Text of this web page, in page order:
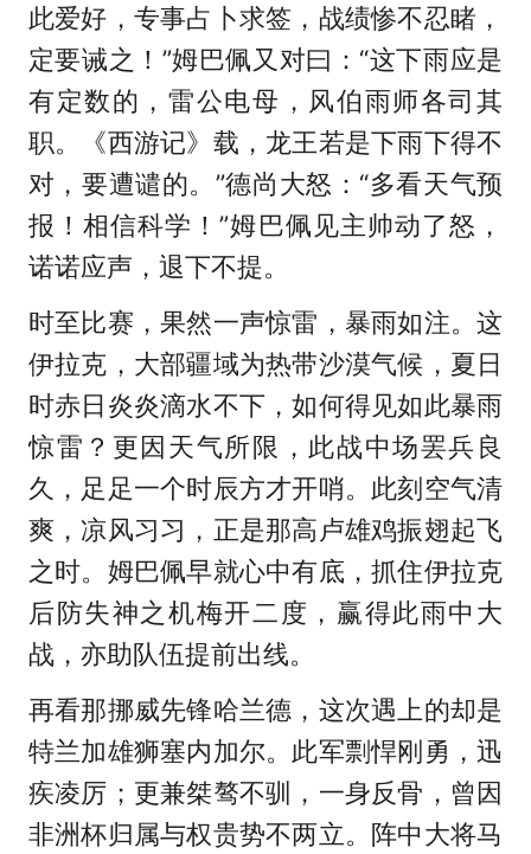
此爱好，专事占卜求签，战绩惨不忍睹，
定要诫之！”姆巴佩又对曰：“这下雨应是
有定数的，雷公电母，风伯雨师各司其
职。《西游记》载，龙王若是下雨下得不
对，要遭谴的。”德尚大怒：“多看天气预
报！相信科学！”姆巴佩见主帅动了怒，
诺诺应声，退下不提。
时至比赛，果然一声惊雷，暴雨如注。这
伊拉克，大部疆域为热带沙漠气候，夏日
时赤日炎炎滴水不下，如何得见如此暴雨
惊雷？更因天气所限，此战中场罢兵良
久，足足一个时辰方才开哨。此刻空气清
爽，凉风习习，正是那高卢雄鸡振翅起飞
之时。姆巴佩早就心中有底，抓住伊拉克
后防失神之机梅开二度，赢得此雨中大
战，亦助队伍提前出线。
再看那挪威先锋哈兰德，这次遇上的却是
特兰加雄狮塞内加尔。此军剽悍刚勇，迅
疾凌厉；更兼桀骜不驯，一身反骨，曾因
非洲杯归属与权贵势不两立。阵中大将马